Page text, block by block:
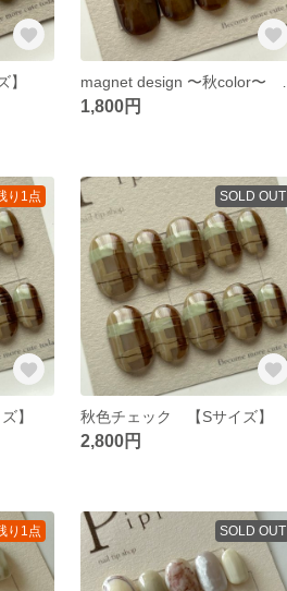
1,800円
り1点
】
SOLD OUT
秋色チェック 【Sサイズ】
2,800円
り1点 SOLD OUT